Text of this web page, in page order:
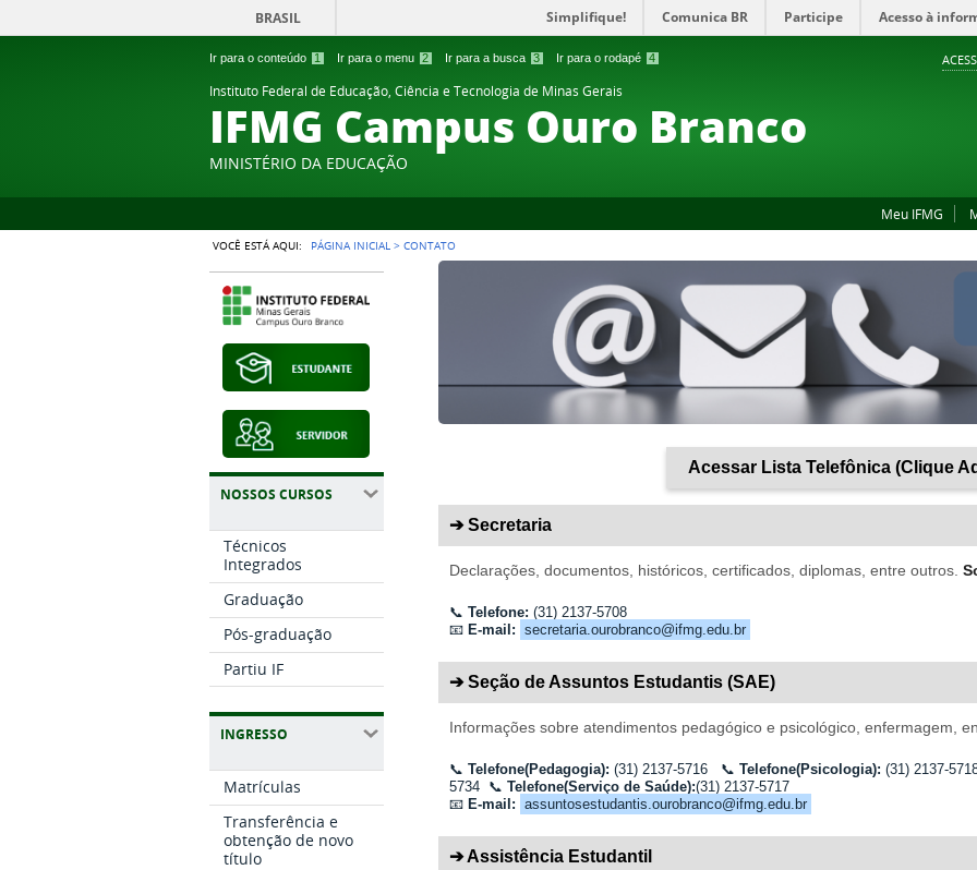
Ir para o conteúdo 1 Ir para o menu 2 Ir para a busca 3 Ir para o rodapé 4
BRASIL Simplifique! Comunica BR Participe Acesso à
Instituto Federal de Educação, Ciência e Tecnologia de Minas Gerais
IFMG Campus Ouro Branco
MINISTÉRIO DA EDUCAÇÃO
Meu IFMG
VOCÊ ESTÁ AQUI: PÁGINA INICIAL >CONTATO
NOSSOS CURSOS
Técnicos
Integrados
Graduação
Pós-graduação
Partiu IF
INGRESSO
Matrículas
Transferência e
obtenção de novo
título
Acessar Lista Telefônica (Clique
➔ Secretaria
Declarações, documentos, históricos, certificados, diplomas, entre outros.
📞 Telefone: (31) 2137-5708
📧 E-mail: secretaria.ourobranco@ifmg.edu.br
➔ Seção de Assuntos Estudantis (SAE)
Informações sobre atendimentos pedagógico e psicológico, enfermagem,
📞 Telefone(Pedagogia): (31) 2137-5716 📞 Telefone(Psicologia): (31) 2137-
5734 📞 Telefone(Serviço de Saúde):(31) 2137-5717
📧 E-mail: assuntosestudantis.ourobranco@ifmg.edu.br
➔ Assistência Estudantil